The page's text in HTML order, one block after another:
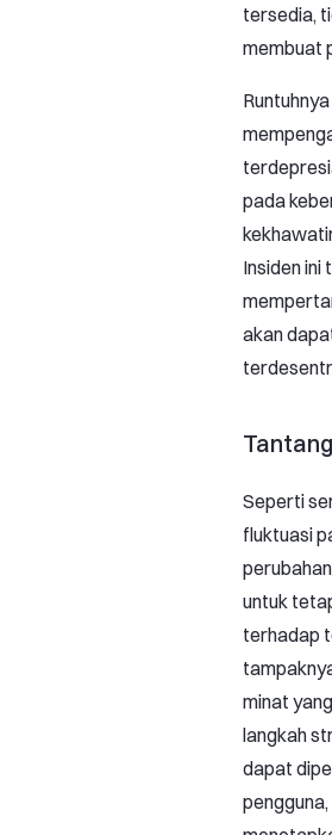
tersedia,
membuat
pada
Insiden ini
akan
Seperti
fluktuasi
untuk
terhadap
minat
langkah
dapat